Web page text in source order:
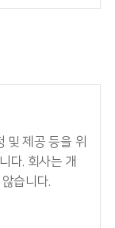
및 제공 등을 위
다. 회사는 개
습니다.